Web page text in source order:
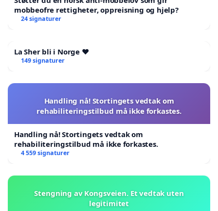
mobbeofre rettigheter, oppreisning og hjelp?
24 signaturer
La Sher bli i Norge ❤️
149 signaturer
Handling nå! Stortingets vedtak om
rehabiliteringstilbud må ikke forkastes.
Handling nå! Stortingets vedtak om
rehabiliteringstilbud må ikke forkastes.
4 559 signaturer
Stengning av Kongsveien. Et vedtak uten
legitimitet